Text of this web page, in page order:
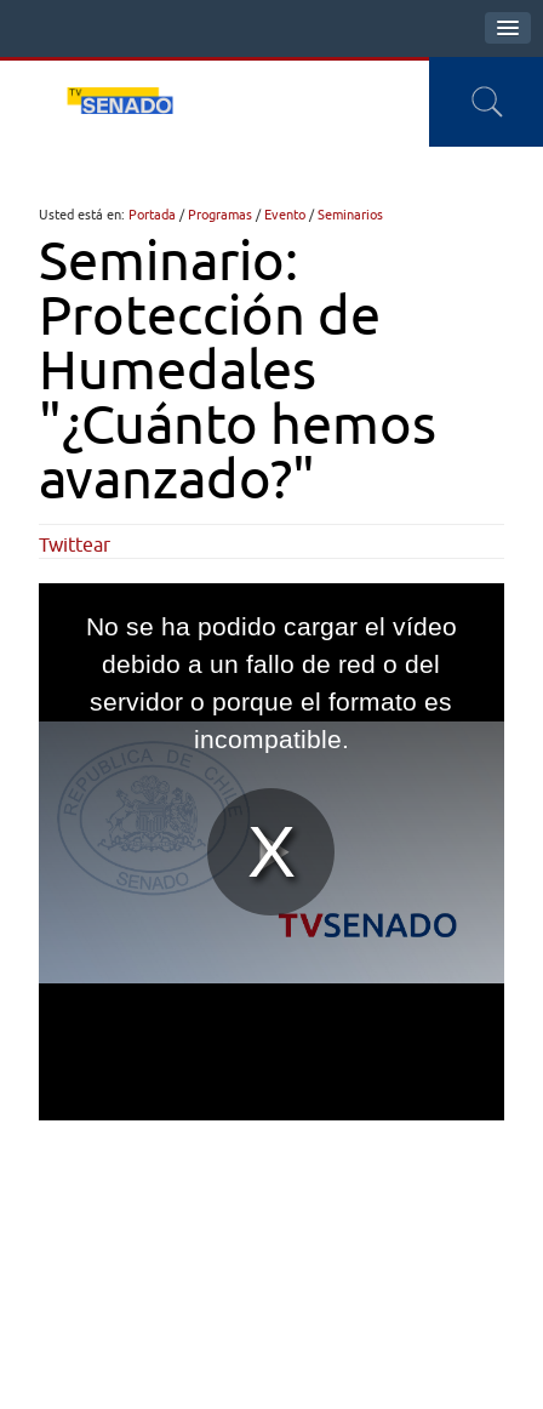
Usted está en: Portada / Programas / Evento /Seminarios
Seminario:
Protección de
Humedales
"¿Cuánto hemos
avanzado?"
Twittear
window.
No se ha podido cargar el vídeo
debido a un fallo de red o del
servidor o porque el formato es
incompatible.